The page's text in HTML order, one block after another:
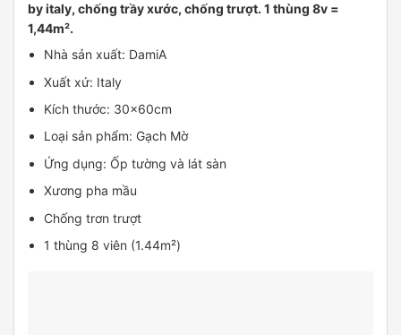
by italy, chống trầy xước, chống trượt. 1 thùng 8v =
1,44m².
Nhà sản xuất: DamiA
Xuất xứ: Italy
Kích thước: 30x60cm
Loại sản phẩm: Gạch Mờ
Ứng dụng: Ốp tường và lát sàn
Xương pha mầu
Chống trơn trượt
1 thùng 8 viên (1.44m²)